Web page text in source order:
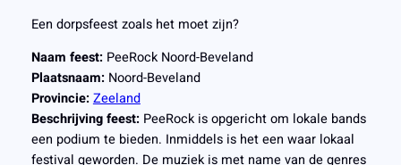
Een dorpsfeest zoals het moet zijn?
Naam feest: PeeRock Noord-Beveland
Plaatsnaam: Noord-Beveland
Provincie: Zeeland
Beschrijving feest: PeeRock is opgericht om lokale bands
een podium te bieden. Inmiddels is het een waar lokaal
festival geworden. De muziek is met name van de genres